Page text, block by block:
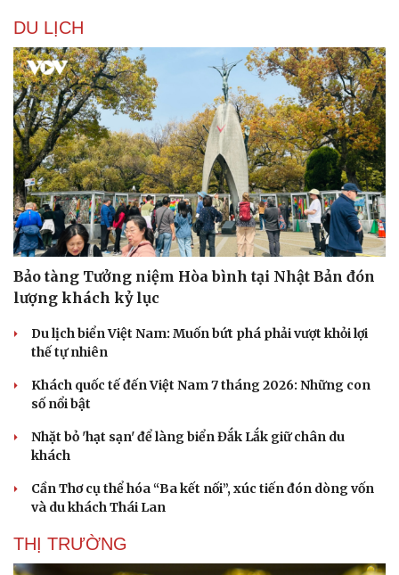
Sức khỏe
Dinh dưỡng - món ngon
Cây thuốc
Sản phụ khoa
Nhi khoa
Nam khoa
Làm đẹp - giảm cân
Phòng mạch online
Ăn sạch sống khỏe
Đời sống
Nhà đẹp
Blog
Tình yêu - Gia đình
DU LỊCH
Bảo tàng Tưởng niệm Hòa bình tại Nhật Bản đón
lượng khách kỷ lục
Du lịch biển Việt Nam: Muốn bứt phá phải vượt khỏi lợi
thế tự nhiên
Khách quốc tế đến Việt Nam 7 tháng 2026: Những con
số nổi bật
Nhặt bỏ 'hạt sạn' để làng biển Đắk Lắk giữ chân du
khách
Cần Thơ cụ thể hóa “Ba kết nối”, xúc tiến đón dòng vốn
và du khách Thái Lan
THỊ TRƯỜNG